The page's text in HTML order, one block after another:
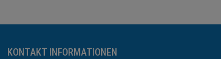
KONTAKT INFORMATIONEN